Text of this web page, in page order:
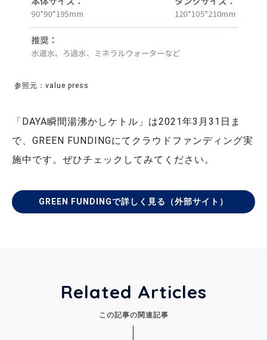
参照元：value press
「DAYA瞬間湯沸かしケトル」は2021年3月31日ま
で、GREEN FUNDINGにてクラウドファンディング実
施中です。ぜひチェックしてみてください。
GREEN FUNDINGで詳しく見る（外部サイト）
Related Articles
この記事の関連記事